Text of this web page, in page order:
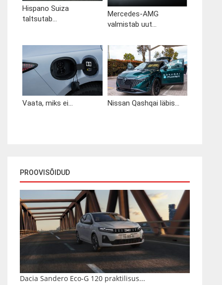
Hispano Suiza
taltsutab...
Mercedes-AMG
valmistab uut...
Vaata, miks ei... Nissan Qashqai läbis...
PROOVISÕIDUD
Dacia Sandero Eco-G 120 praktilisus...